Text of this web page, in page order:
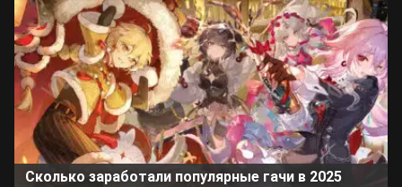
Сколько заработали популярные гачи в 2025